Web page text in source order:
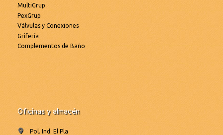
MultiGrup
PexGrup
Válvulas y Conexiones
Grifería
Complementos de Baño
Oficinas y almacén
Pol. Ind. El Pla